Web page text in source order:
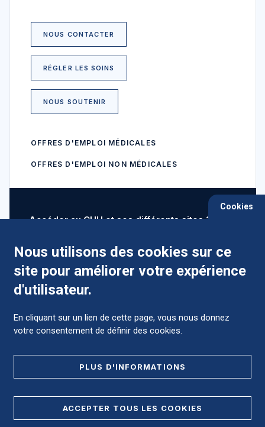
NOUS CONTACTER
RÉGLER LES SOINS
NOUS SOUTENIR
OFFRES D'EMPLOI MÉDICALES
OFFRES D'EMPLOI NON MÉDICALES
Accéder au CHU et ses différents sites ?
Comment préparer mon hospitalisation ?
Cookies
Nous utilisons des cookies sur ce
site pour améliorer votre expérience
d'utilisateur.
En cliquant sur un lien de cette page, vous nous donnez
votre consentement de définir des cookies.
PLUS D'INFORMATIONS
ACCEPTER TOUS LES COOKIES